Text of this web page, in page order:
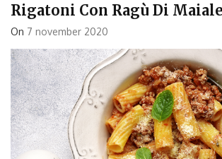
Rigatoni Con Ragù Di Maiale
On 7 november 2020